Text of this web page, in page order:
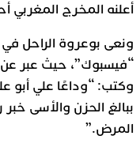
أعلنه المخرج المغربي
ونعى بوعروة الراحل
“فيسبوك”، حيث عبر عن
وكتب: “وداعًا علي أبو
ببالغ الحزن والأسى
المرض.”